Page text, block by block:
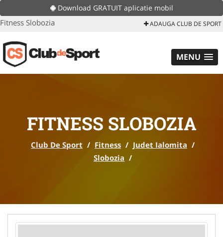
Download GRATUIT aplicatie mobil
Fitness Slobozia ADAUGA CLUB DE SPORT
MENU
FITNESS SLOBOZIA
Club De Sport / Fitness / Judet Ialomita /
Slobozia /